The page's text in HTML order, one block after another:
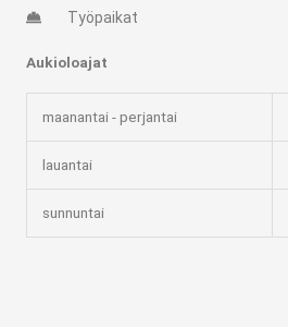
Työpaikat
Aukioloajat
maanantai - perjantai
lauantai
sunnuntai